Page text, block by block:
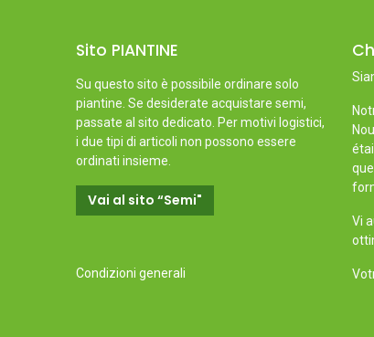
Sito PIANTINE
Su questo sito è possibile ordinare solo
piantine. Se desiderate acquistare semi,
passate al sito dedicato. Per motivi logistici,
i due tipi di articoli non possono essere
ordinati insieme.
Vai al sito “Semi"
Condizioni generali
Vi